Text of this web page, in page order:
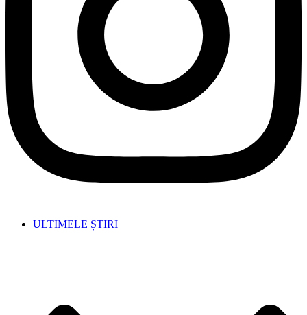
ULTIMELE ȘTIRI